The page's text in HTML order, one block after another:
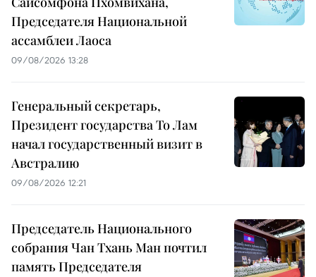
Председателя Национальной
ассамблеи Лаоса
09/08/2026 13:28
Генеральный секретарь,
Президент государства То Лам
начал государственный визит в
Австралию
09/08/2026 12:21
Председатель Национального
собрания Чан Тхань Ман почтил
память Председателя